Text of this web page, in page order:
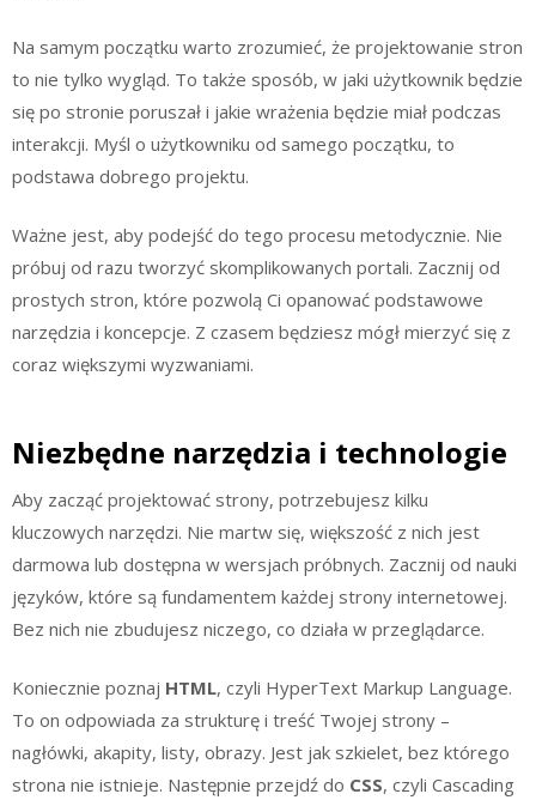
Na samym początku warto zrozumieć, że projektowanie stron
to nie tylko wygląd. To także sposób, w jaki użytkownik będzie
się po stronie poruszał i jakie wrażenia będzie miał podczas
interakcji. Myśl o użytkowniku od samego początku, to
podstawa dobrego projektu.
Ważne jest, aby podejść do tego procesu metodycznie. Nie
próbuj od razu tworzyć skomplikowanych portali. Zacznij od
prostych stron, które pozwolą Ci opanować podstawowe
narzędzia i koncepcje. Z czasem będziesz mógł mierzyć się z
coraz większymi wyzwaniami.
Niezbędne narzędzia i technologie
Aby zacząć projektować strony, potrzebujesz kilku
kluczowych narzędzi. Nie martw się, większość z nich jest
darmowa lub dostępna w wersjach próbnych. Zacznij od nauki
języków, które są fundamentem każdej strony internetowej.
Bez nich nie zbudujesz niczego, co działa w przeglądarce.
Koniecznie poznaj HTML, czyli HyperText Markup Language.
To on odpowiada za strukturę i treść Twojej strony –
nagłówki, akapity, listy, obrazy. Jest jak szkielet, bez którego
strona nie istnieje. Następnie przejdź do CSS, czyli Cascading